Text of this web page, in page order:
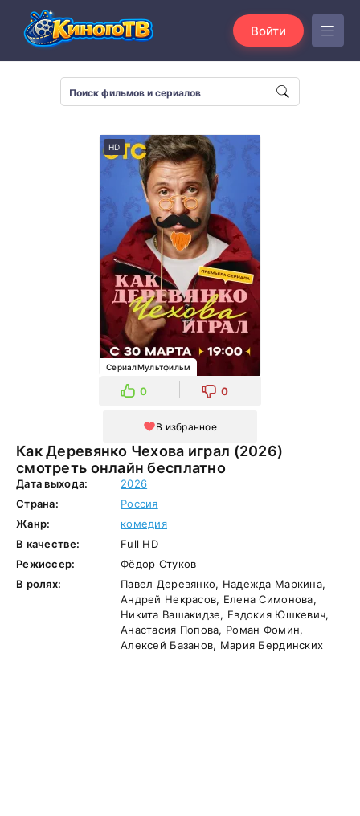
Войти
Как Деревянко Чехова играл (2026)
смотреть онлайн бесплатно
HD
СериалМультфильм
0 0
В избранное
Дата выхода:
2026
Страна:
Россия
Жанр:
комедия
В качестве:
Full HD
Режиссер:
Фёдор Стуков
В ролях:
Павел Деревянко, Надежда Маркина,
Андрей Некрасов, Елена Симонова,
Никита Вашакидзе, Евдокия Юшкевич,
Анастасия Попова, Роман Фомин,
Алексей Базанов, Мария Бердинских